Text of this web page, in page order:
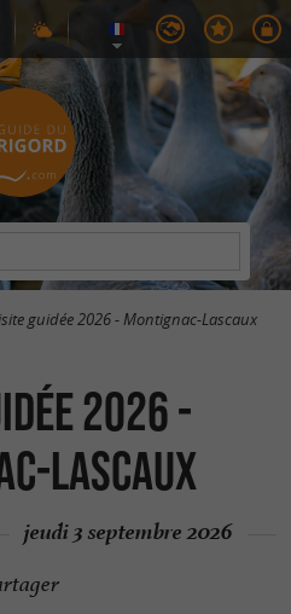
guidée 2026 - Montignac-Lascaux
2026 -
Lascaux
jeudi 3 septembre 2026